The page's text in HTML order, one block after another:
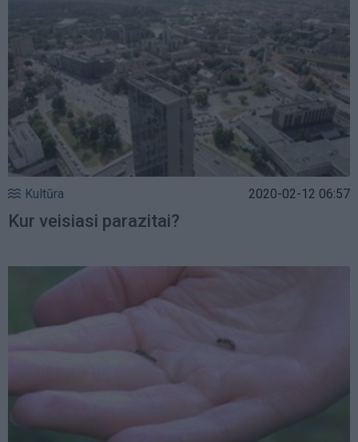
Kultūra 2020-02-12 06:57
Kur veisiasi parazitai?